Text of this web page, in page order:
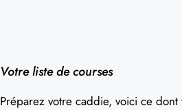
Votre liste de courses
Préparez votre caddie, voici ce